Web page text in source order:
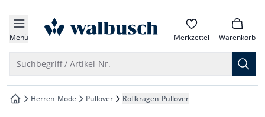
springen
springen
springen
springen
Menü zur Startseite Merkzettel Warenkorb
Suchbegriff / Artikel-Nr.
zur Startseite
Herren-Mode Pullover Rollkragen-Pullover